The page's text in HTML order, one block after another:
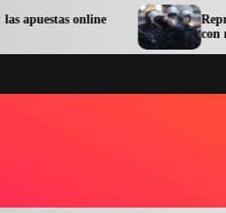
Represión
con más de 1500